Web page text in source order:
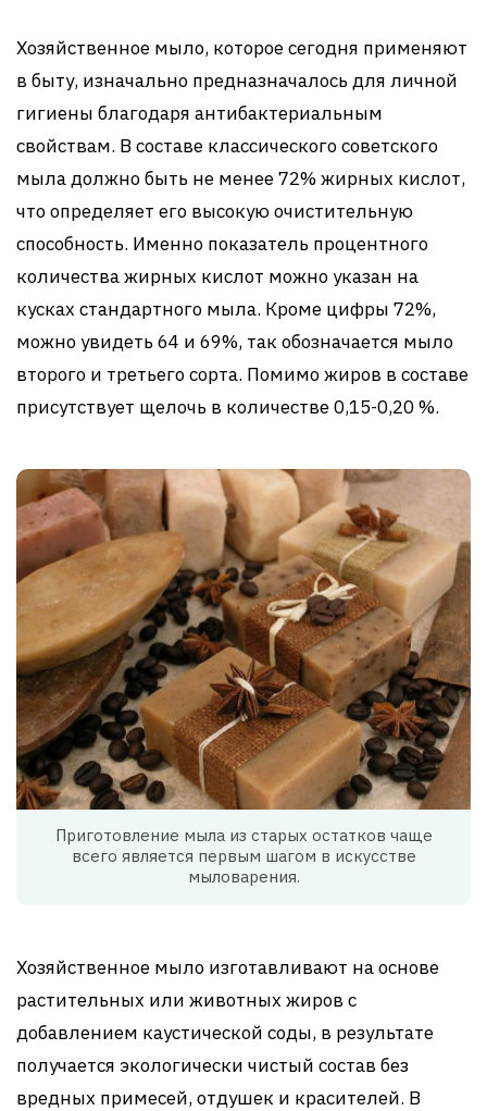
Хозяйственное мыло, которое сегодня применяют
в быту, изначально предназначалось для личной
гигиены благодаря антибактериальным
свойствам. В составе классического советского
мыла должно быть не менее 72% жирных кислот,
что определяет его высокую очистительную
способность. Именно показатель процентного
количества жирных кислот можно указан на
кусках стандартного мыла. Кроме цифры 72%,
можно увидеть 64 и 69%, так обозначается мыло
второго и третьего сорта. Помимо жиров в составе
присутствует щелочь в количестве 0,15-0,20 %.
Приготовление мыла из старых остатков чаще
всего является первым шагом в искусстве
мыловарения.
Хозяйственное мыло изготавливают на основе
растительных или животных жиров с
добавлением каустической соды, в результате
получается экологически чистый состав без
вредных примесей, отдушек и красителей. В